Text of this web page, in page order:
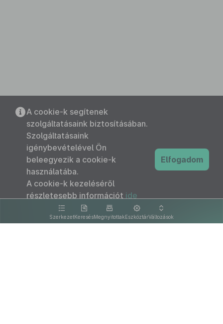
SzerkezetKeresésMegnyitottakEszköztárVáltozások
A cookie-k segítenek
szolgáltatásaink biztosításában.
Szolgáltatásaink
igénybevételével Ön
beleegyezik a cookie-k
használatába.
A cookie-k kezeléséről
részletesebb információt ide
kattintva olvashat.
Elfogadom